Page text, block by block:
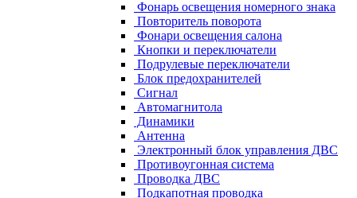
Фонарь освещения номерного знака
Повторитель поворота
Фонари освещения салона
Кнопки и переключатели
Подрулевые переключатели
Блок предохранителей
Сигнал
Автомагнитола
Динамики
Антенна
Электронный блок управления ДВС
Противоугонная система
Проводка ДВС
Подкапотная проводка